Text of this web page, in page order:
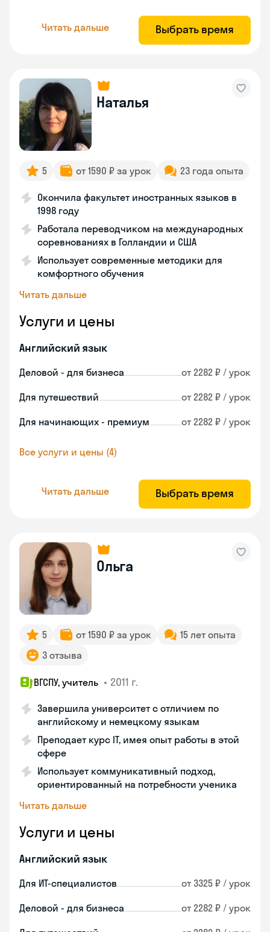
Читать дальше Выбрать время
Наталья
5 от 1590 ₽ за урок 23 года опыта
Окончила факультет иностранных языков в
1998 году
Работала переводчиком на международных
соревнованиях в Голландии и США
Использует современные методики для
комфортного обучения
Читать дальше
Услуги и цены
Английский язык
Деловой - для бизнеса от 2282 ₽ / урок
Для путешествий от 2282 ₽ / урок
Для начинающих - премиум от 2282 ₽ / урок
Все услуги и цены (4)
Читать дальше Выбрать время
Ольга
5 от 1590 ₽ за урок
15 лет опыта
3 отзыва
ВГСПУ, учитель • 2011 г.
Завершила университет с отличием по
английскому и немецкому языкам
Преподает курс IT, имея опыт работы в этой
сфере
Использует коммуникативный подход,
ориентированный на потребности ученика
Читать дальше
Услуги и цены
Английский язык
Для ИТ-специалистов от 3325 ₽ / урок
Деловой - для бизнеса от 2282 ₽ / урок